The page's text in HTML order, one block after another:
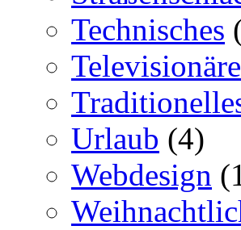
Technisches
Urlaub (4)
Webdesign